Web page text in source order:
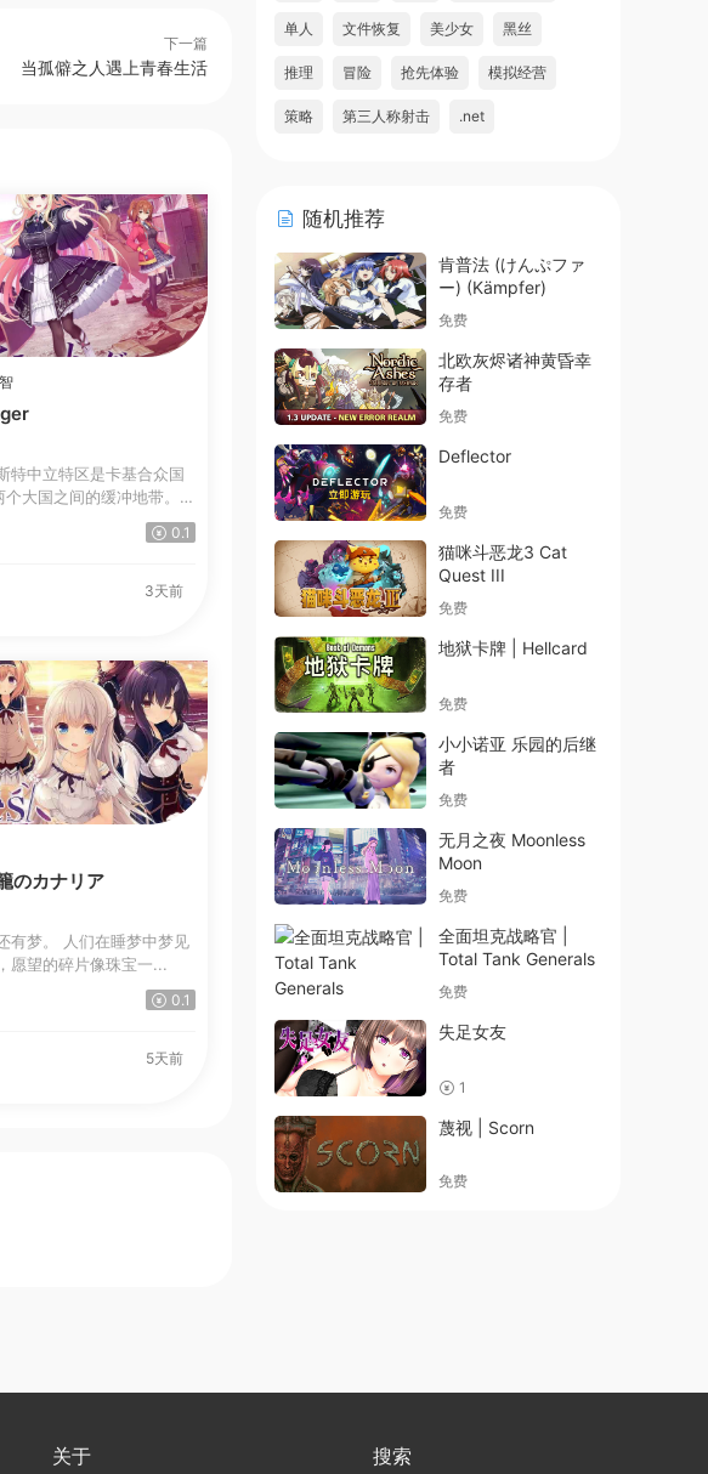
下一篇
当孤僻之人遇上青春生活
特中立特区是卡基合众国
大国之间的缓冲地带。
0.1
3天前
のカナリア
睡梦中梦见
愿望的碎片像珠宝一...
0.1
5天前
单人 文件恢复 美少女 黑丝
推理 冒险 抢先体验 模拟经营
策略 第三人称射击 .net
随机推荐
肯普法 (けんぷファ
ー) (Kämpfer)
免费
北欧灰烬诸神黄昏幸
存者
免费
Deflector
免费
猫咪斗恶龙3 Cat
Quest III
免费
地狱卡牌 | Hellcard
免费
小小诺亚 乐园的后继
者
免费
无月之夜 Moonless
Moon
免费
全面坦克战略官 |
Total Tank Generals
免费
失足女友
1
蔑视 | Scorn
免费
关于 搜索